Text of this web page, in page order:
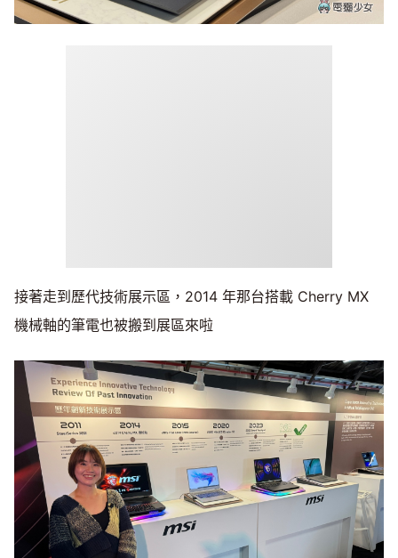
接著走到歷代技術展示區，2014 年那台搭載 Cherry MX
機械軸的筆電也被搬到展區來啦